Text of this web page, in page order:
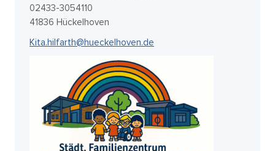
02433-3054110
41836 Hückelhoven
Kita.hilfarth@hueckelhoven.de